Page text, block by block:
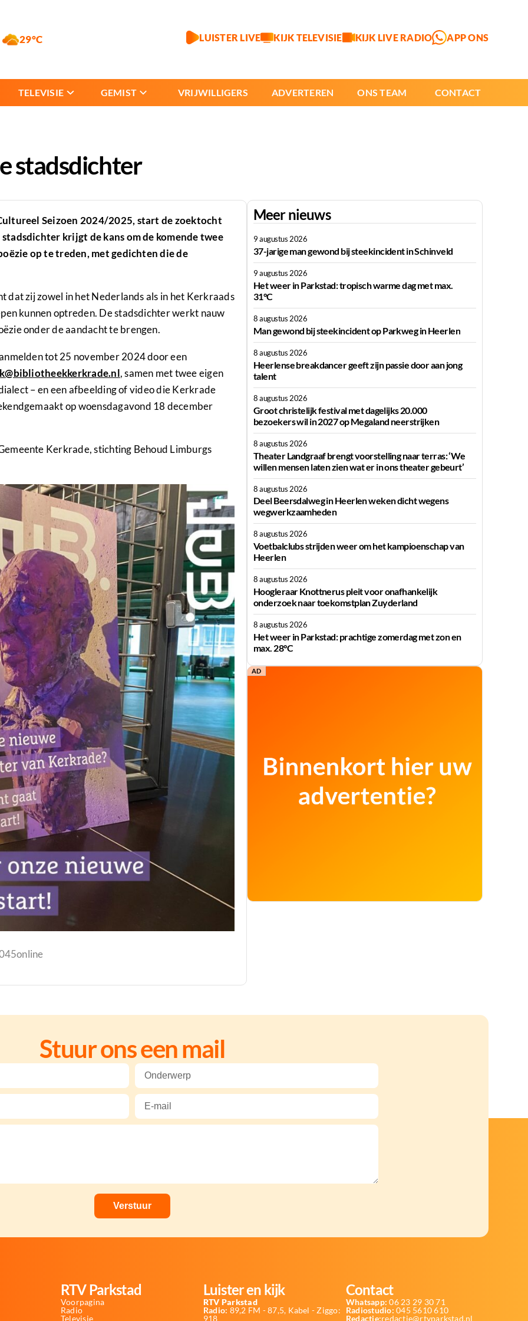
29°C LUISTER LIVE KIJK TELEVISIE KIJK LIVE RADIO APP ONS
TELEVISIE GEMIST VRIJWILLIGERS ADVERTEREN ONS TEAM CONTACT
stadsdichter
Seizoen 2024/2025, start de zoektocht
krijgt de kans om de komende twee
op te treden, met gedichten die de
zij zowel in het Nederlands als in het Kerkraads
kunnen optreden. De stadsdichter werkt nauw
onder de aandacht te brengen.
tot 25 november 2024 door een
, samen met twee eigen
– en een afbeelding of video die Kerkrade
op woensdagavond 18 december
Kerkrade, stichting Behoud Limburgs
Meer nieuws
9 augustus 2026
37-jarige man gewond bij steekincident in Schinveld
9 augustus 2026
Het weer in Parkstad: tropisch warme dag met max.
31°C
8 augustus 2026
Man gewond bij steekincident op Parkweg in Heerlen
8 augustus 2026
Heerlense breakdancer geeft zijn passie door aan jong
talent
8 augustus 2026
Groot christelijk festival met dagelijks 20.000
bezoekers wil in 2027 op Megaland neerstrijken
8 augustus 2026
Theater Landgraaf brengt voorstelling naar terras: ‘We
willen mensen laten zien wat er in ons theater gebeurt’
8 augustus 2026
Deel Beersdalweg in Heerlen weken dicht wegens
wegwerkzaamheden
8 augustus 2026
Voetbalclubs strijden weer om het kampioenschap van
Heerlen
8 augustus 2026
Hoogleraar Knottnerus pleit voor onafhankelijk
onderzoek naar toekomstplan Zuyderland
8 augustus 2026
Het weer in Parkstad: prachtige zomerdag met zon en
max. 28°C
AD
Stuur ons een mail
RTV Parkstad
Voorpagina
Radio
Televisie
Luister en kijk
RTV Parkstad
Radio: 89,2 FM - 87,5, Kabel - Ziggo:
918
Contact
Whatsapp: 06 23 29 30 71
Radiostudio: 045 5610 610
Redactie:redactie@rtvparkstad.nl